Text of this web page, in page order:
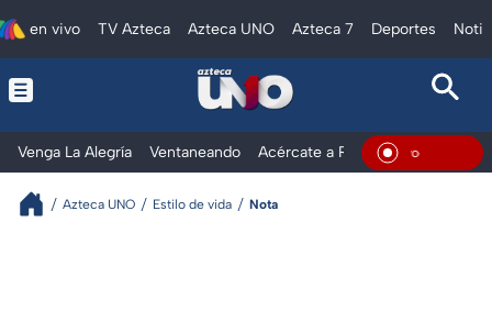
en vivo TV Azteca Azteca UNO Azteca 7 Deportes
Venga La Alegría Ventaneando Acércate a Rocío Al ExtremoEn Vivo
Azteca UNO Estilo de vida Nota